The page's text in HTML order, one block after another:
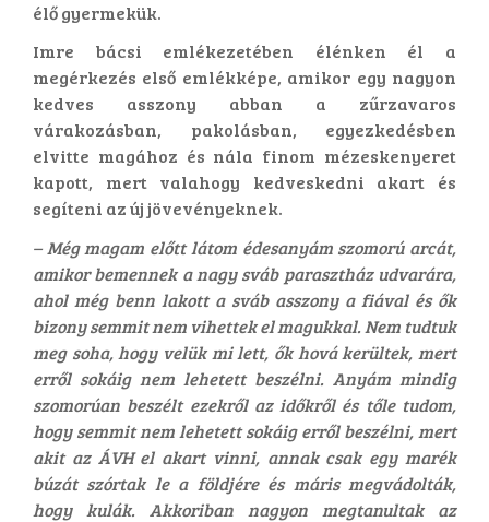
élő gyermekük.
Imre bácsi emlékezetében élénken él a
megérkezés első emlékképe, amikor egy nagyon
kedves asszony abban a zűrzavaros
várakozásban, pakolásban, egyezkedésben
elvitte magához és nála finom mézeskenyeret
kapott, mert valahogy kedveskedni akart és
segíteni az új jövevényeknek.
– Még magam előtt látom édesanyám szomorú arcát,
amikor bemennek a nagy sváb parasztház udvarára,
ahol még benn lakott a sváb asszony a fiával és ők
bizony semmit nem vihettek el magukkal. Nem tudtuk
meg soha, hogy velük mi lett, ők hová kerültek, mert
erről sokáig nem lehetett beszélni. Anyám mindig
szomorúan beszélt ezekről az időkről és tőle tudom,
hogy semmit nem lehetett sokáig erről beszélni, mert
akit az ÁVH el akart vinni, annak csak egy marék
búzát szórtak le a földjére és máris megvádolták,
hogy kulák. Akkoriban nagyon megtanultak az